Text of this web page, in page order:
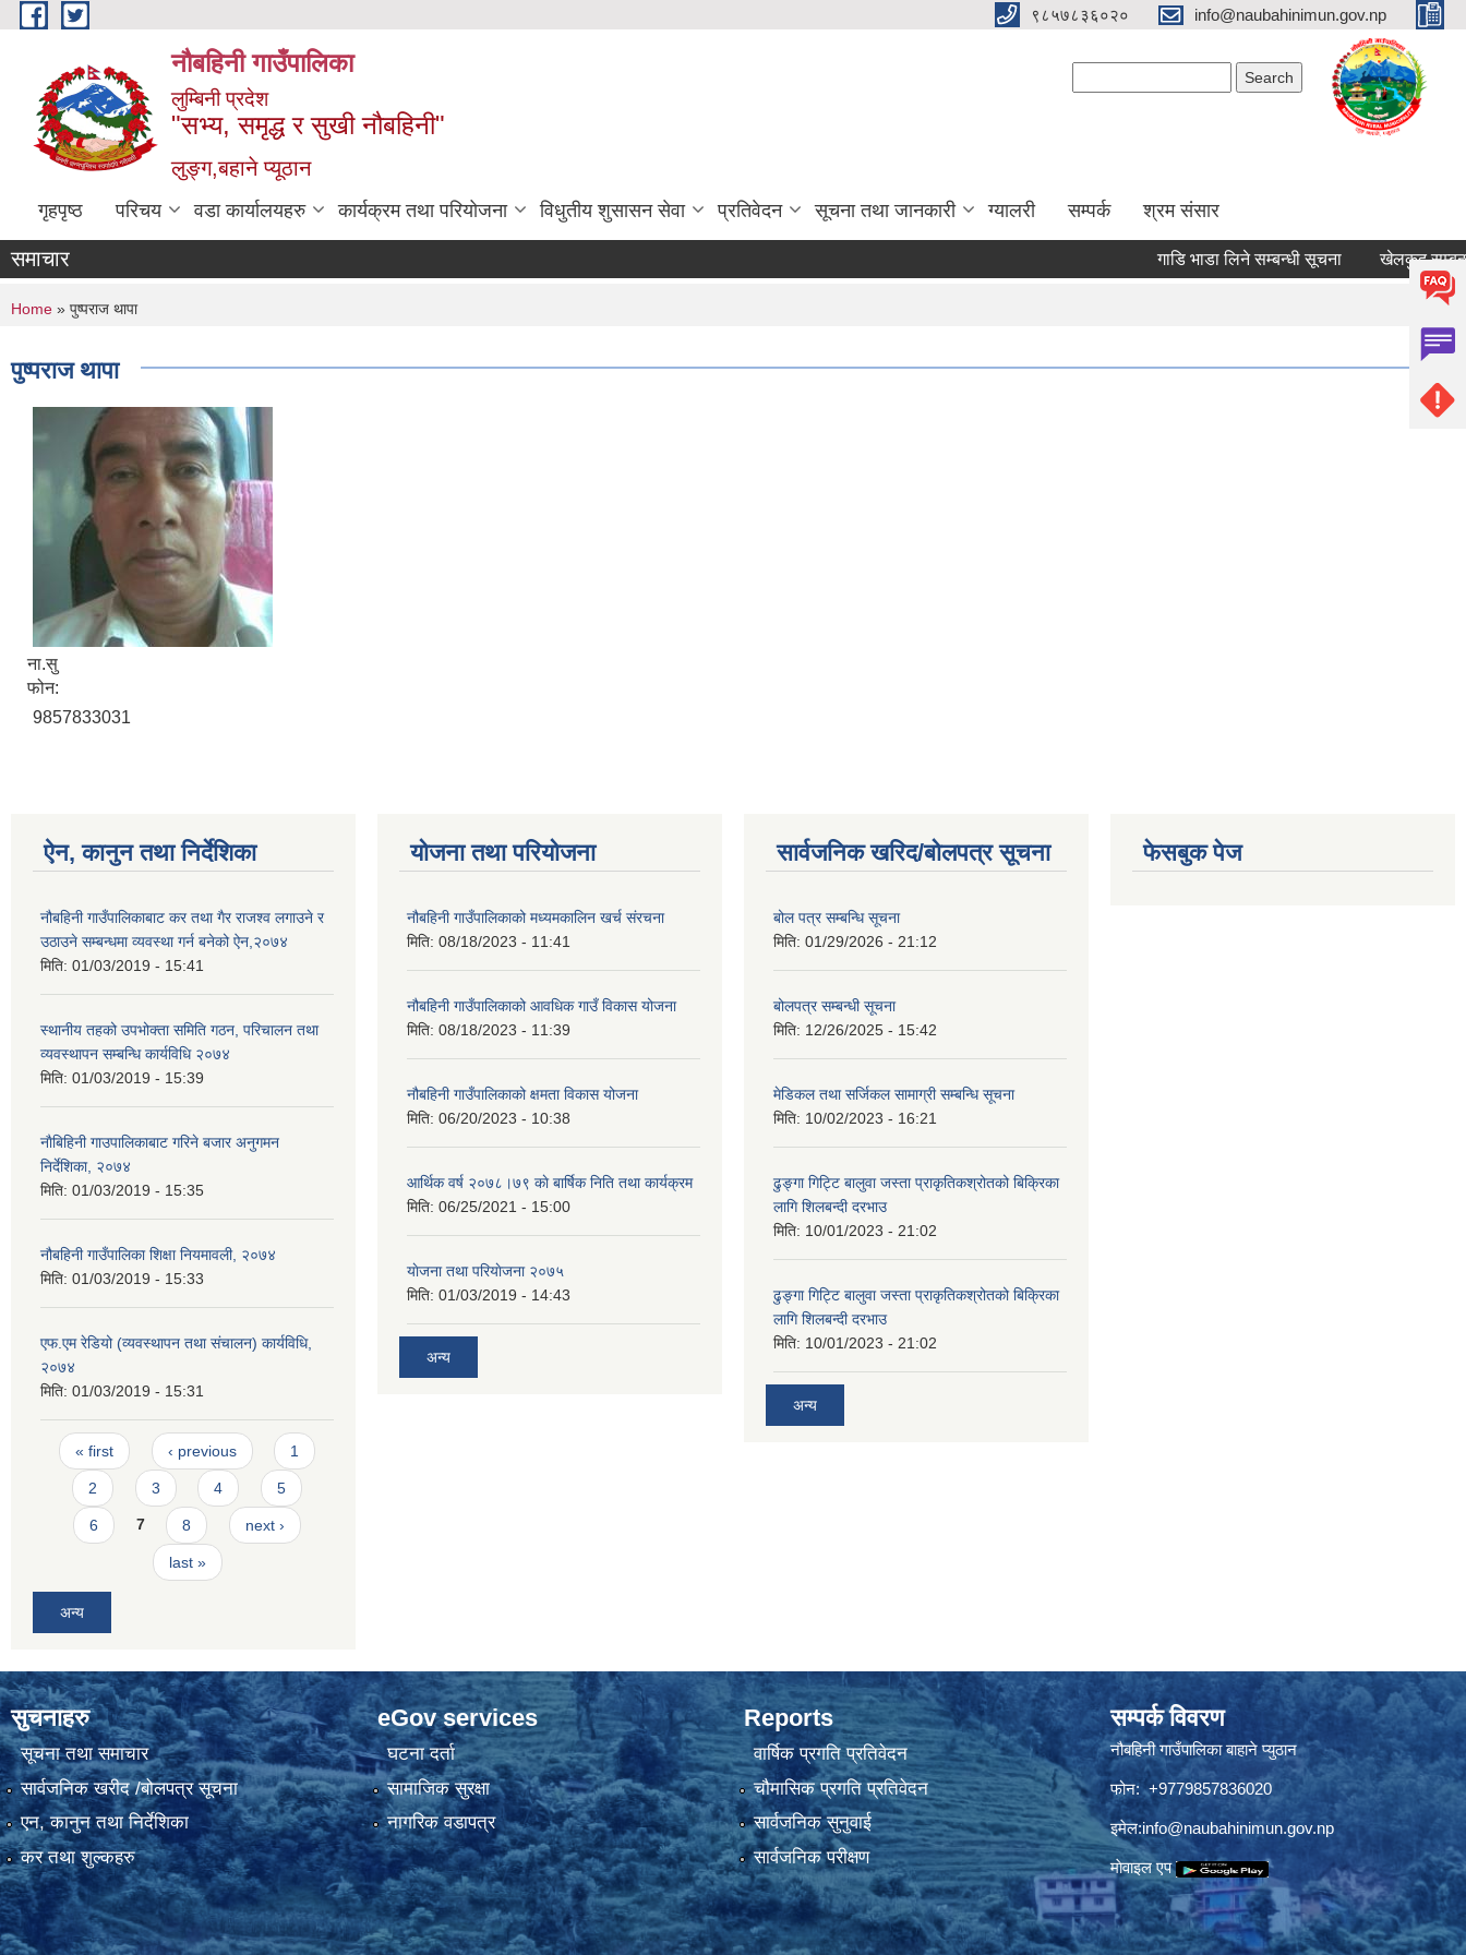
Skip to main content ९८५७८३६०२० info@naubahinimun.gov.np
नौबहिनी गाउँपालिका
लुम्बिनी प्रदेश
"सभ्य, समृद्ध र सुखी नौबहिनी"
लुङ्ग,बहाने प्यूठान
गृहपृष्ठ परिचय वडा कार्यालयहरु कार्यक्रम तथा परियोजना विधुतीय शुसासन सेवा प्रतिवेदन सूचना तथा जानकारी ग्यालरी सम्पर्क श्रम संसार
समाचार गाडि भाडा लिने सम्बन्धी सूचना खेलकुद सम्बन्धी
You are here
Home » पुष्पराज थापा
पुष्पराज थापा
ना.सु
फोन:
9857833031
ऐन, कानुन तथा निर्देशिका
नौबहिनी गाउँपालिकाबाट कर तथा गैर राजश्व लगाउने र
उठाउने सम्बन्धमा व्यवस्था गर्न बनेको ऐन,२०७४
मिति: 01/03/2019 - 15:41
स्थानीय तहको उपभोक्ता समिति गठन, परिचालन तथा
व्यवस्थापन सम्बन्धि कार्यविधि २०७४
मिति: 01/03/2019 - 15:39
नाैबिहिनी गाउपालिकाबाट गरिने बजार अनुगमन
निर्देशिका, २०७४
मिति: 01/03/2019 - 15:35
नौबहिनी गाउँपालिका शिक्षा नियमावली, २०७४
मिति: 01/03/2019 - 15:33
एफ.एम रेडियो (व्यवस्थापन तथा संचालन) कार्यविधि,
२०७४
मिति: 01/03/2019 - 15:31
Pages
« first ‹ previous 1
2 3 4 5
6 7 8 next ›
last »
अन्य
योजना तथा परियोजना
नौबहिनी गाउँपालिकाको मध्यमकालिन खर्च संरचना
मिति: 08/18/2023 - 11:41
नौबहिनी गाउँपालिकाको आवधिक गाउँ विकास योजना
मिति: 08/18/2023 - 11:39
नौबहिनी गाउँपालिकाको क्षमता विकास योजना
मिति: 06/20/2023 - 10:38
आर्थिक वर्ष २०७८।७९ काे बार्षिक निति तथा कार्यक्रम
मिति: 06/25/2021 - 15:00
याेजना तथा परियाेजना २०७५
मिति: 01/03/2019 - 14:43
अन्य
सार्वजनिक खरिद/बोलपत्र सूचना
बोल पत्र सम्बन्धि सूचना
मिति: 01/29/2026 - 21:12
बोलपत्र सम्बन्धी सूचना
मिति: 12/26/2025 - 15:42
मेडिकल तथा सर्जिकल सामाग्री सम्बन्धि सूचना
मिति: 10/02/2023 - 16:21
ढुङ्गा गिट्टि बालुवा जस्ता प्राकृतिकश्रोतको बिक्रिका
लागि शिलबन्दी दरभाउ
मिति: 10/01/2023 - 21:02
ढुङ्गा गिट्टि बालुवा जस्ता प्राकृतिकश्रोतको बिक्रिका
लागि शिलबन्दी दरभाउ
मिति: 10/01/2023 - 21:02
अन्य
फेसबुक पेज
सुचनाहरु
सूचना तथा समाचार
सार्वजनिक खरीद /बोलपत्र सूचना
एन, कानुन तथा निर्देशिका
कर तथा शुल्कहरु
eGov services
घटना दर्ता
सामाजिक सुरक्षा
नागरिक वडापत्र
Reports
वार्षिक प्रगति प्रतिवेदन
चौमासिक प्रगति प्रतिवेदन
सार्वजनिक सुनुवाई
सार्वजनिक परीक्षण
सम्पर्क विवरण
नौबहिनी गाउँपालिका बाहाने प्युठान
फोन: +9779857836020
इमेल:info@naubahinimun.gov.np
माेवाइल एप